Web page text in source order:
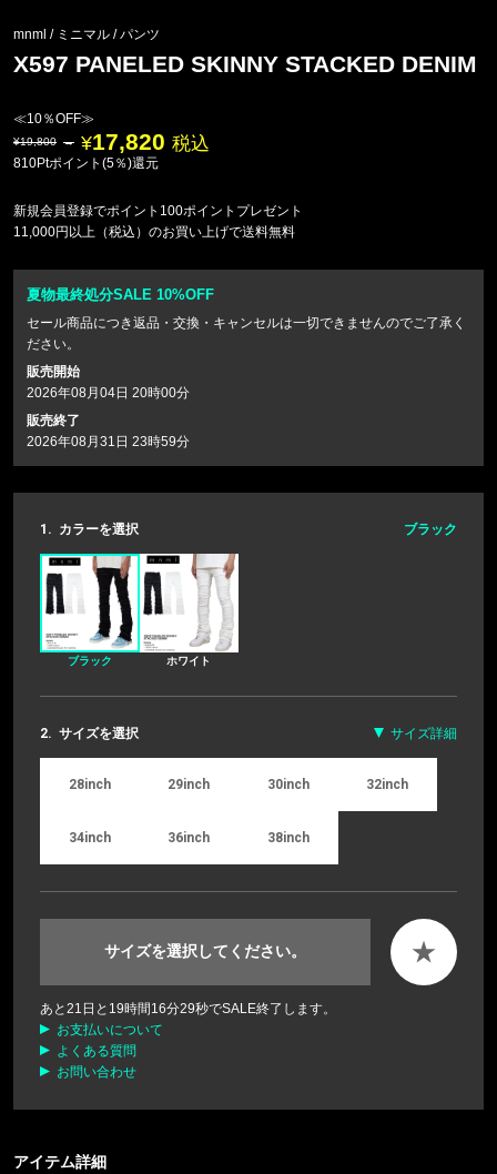
mnml / ミニマル /パンツ
X597 PANELED SKINNY STACKED DENIM
≪10％OFF≫
19,800 17,820 税込
810Ptポイント(5％)還元
新規会員登録でポイント100ポイントプレゼント
11,000円以上（税込）のお買い上げで送料無料
夏物最終処分SALE 10%OFF
セール商品につき返品・交換・キャンセルは一切できませんのでご了承く
ださい。
販売開始
2026年08月04日 20時00分
販売終了
2026年08月31日 23時59分
1. カラーを選択 ブラック
ブラック ホワイト
2. サイズを選択 サイズ詳細
28inch 29inch 30inch 32inch
34inch 36inch 38inch
サイズを選択してください。 ★
あと 21 日と 19時間 16分28秒でSALE終了します。
お支払いについて
よくある質問
お問い合わせ
アイテム詳細